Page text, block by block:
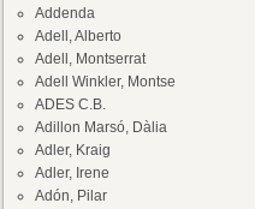
Addenda
Adell, Alberto
Adell, Montserrat
Adell Winkler, Montse
ADES C.B.
Adillon Marsó, Dàlia
Adler, Kraig
Adler, Irene
Adón, Pilar